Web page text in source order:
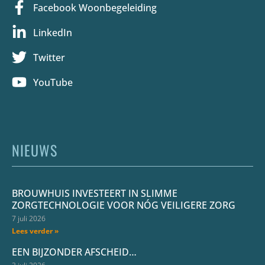
Facebook Woonbegeleiding
LinkedIn
Twitter
YouTube
NIEUWS
BROUWHUIS INVESTEERT IN SLIMME
ZORGTECHNOLOGIE VOOR NÓG VEILIGERE ZORG
7 juli 2026
Lees verder »
EEN BIJZONDER AFSCHEID…